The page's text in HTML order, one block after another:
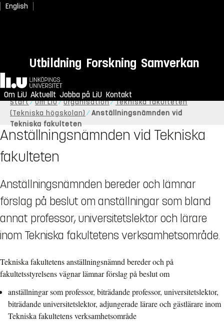
English
Utbildning Forskning Samverkan
Hem
Om LiU Aktuellt Jobba på LiU Kontakt
Start Om LiU Organisation
Tekniska fakulteten
(Tekniska högskolan)
Anställningsnämnden vid
Tekniska fakulteten
Anställningsnämnden vid Tekniska
fakulteten
Anställningsnämnden bereder och lämnar
förslag på beslut om anställningar som bland
annat professor, universitetslektor och lärare
inom Tekniska fakultetens verksamhetsområde.
Tekniska fakultetens anställningsnämnd bereder och på
fakultetsstyrelsens vägnar lämnar förslag på beslut om
anställningar som professor, biträdande professor, universitetslektor,
biträdande universitetslektor, adjungerade lärare och gästlärare inom
Tekniska fakultetens verksamhetsområde